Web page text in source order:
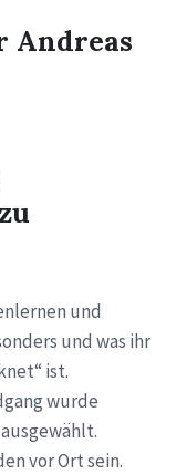
Andreas
und
und was ihr
ist.
wurde
ausgewählt.
vor Ort sein.